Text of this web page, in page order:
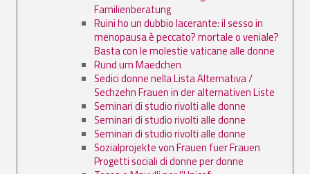
Familienberatung
Ruini ho un dubbio lacerante: il sesso in
menopausa è peccato? mortale o veniale?
Basta con le molestie vaticane alle donne
Rund um Maedchen
Sedici donne nella Lista Alternativa /
Sechzehn Frauen in der alternativen Liste
Seminari di studio rivolti alle donne
Seminari di studio rivolti alle donne
Seminari di studio rivolti alle donne
Sozialprojekte von Frauen fuer Frauen
Progetti sociali di donne per donne